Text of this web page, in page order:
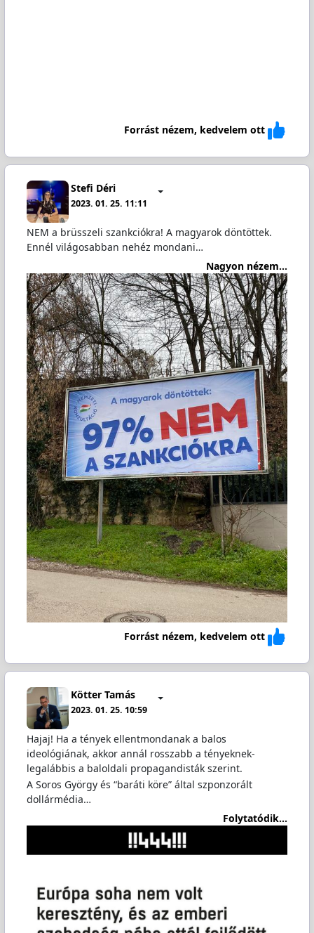
Forrást nézem, kedvelem ott
Stefi Déri
2023. 01. 25. 11:11
NEM a brüsszeli szankciókra! A magyarok döntöttek.
Ennél világosabban nehéz mondani…
Nagyon nézem...
Forrást nézem, kedvelem ott
Kötter Tamás
2023. 01. 25. 10:59
Hajaj! Ha a tények ellentmondanak a balos
ideológiának, akkor annál rosszabb a tényeknek-
legalábbis a baloldali propagandisták szerint.
A Soros György és “baráti köre” által szponzorált
dollármédia…
Folytatódik...